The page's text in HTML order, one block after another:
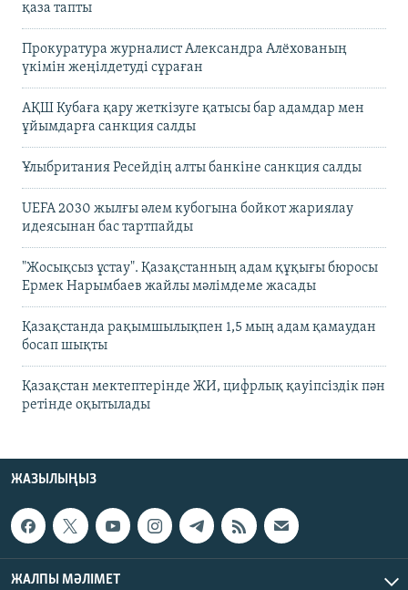
қаза тапты
Прокуратура журналист Александра Алёхованың
үкімін жеңілдетуді сұраған
АҚШ Кубаға қару жеткізуге қатысы бар адамдар мен
ұйымдарға санкция салды
Ұлыбритания Ресейдің алты банкіне санкция салды
UEFA 2030 жылғы әлем кубогына бойкот жариялау
идеясынан бас тартпайды
"Жосықсыз ұстау". Қазақстанның адам құқығы бюросы
Ермек Нарымбаев жайлы мәлімдеме жасады
Қазақстанда рақымшылықпен 1,5 мың адам қамаудан
босап шықты
Қазақстан мектептерінде ЖИ, цифрлық қауіпсіздік пән
ретінде оқытылады
ЖАЗЫЛЫҢЫЗ
ЖАЛПЫ МӘЛІМЕТ